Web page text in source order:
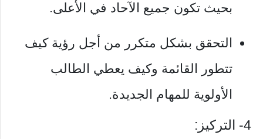
بحيث تكون جميع الآحاد في الأعلى.
التحقق بشكل متكرر من أجل رؤية كيف
تتطور القائمة وكيف يعطي الطالب
الأولوية للمهام الجديدة.
4- التركيز: